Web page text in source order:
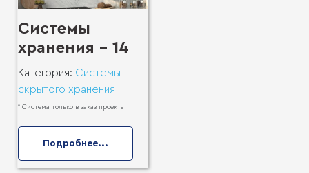
Системы
хранения - 14
Категория: Системы
скрытого хранения
* Система только в заказ проекта
Подробнее...